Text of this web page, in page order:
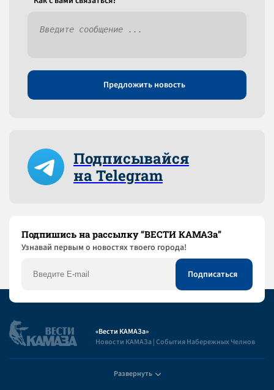
Предложить новость
Подписывайся
на Telegram
Подпишись на рассылку “ВЕСТИ КАМАЗа”
Узнaвай первым о новостях твоего города!
«Вести КАМАЗа»
Новости КАМАЗа | События Набережных Челнов
Развернуть